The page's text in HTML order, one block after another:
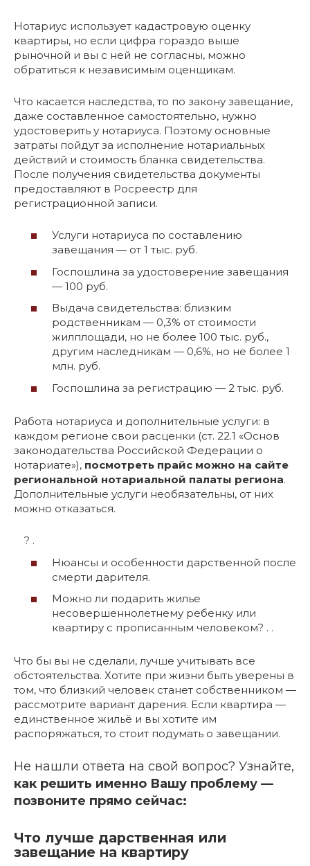
Нотариус использует кадастровую оценку
квартиры, но если цифра гораздо выше
рыночной и вы с ней не согласны, можно
обратиться к независимым оценщикам.
Что касается наследства, то по закону завещание,
даже составленное самостоятельно, нужно
удостоверить у нотариуса. Поэтому основные
затраты пойдут за исполнение нотариальных
действий и стоимость бланка свидетельства.
После получения свидетельства документы
предоставляют в Росреестр для
регистрационной записи.
Услуги нотариуса по составлению
завещания — от 1 тыс. руб.
Госпошлина за удостоверение завещания
— 100 руб.
Выдача свидетельства: близким
родственникам — 0,3% от стоимости
жилплощади, но не более 100 тыс. руб.,
другим наследникам — 0,6%, но не более 1
млн. руб.
Госпошлина за регистрацию — 2 тыс. руб.
Работа нотариуса и дополнительные услуги: в
каждом регионе свои расценки (ст. 22.1 «Основ
законодательства Российской Федерации о
нотариате»), посмотреть прайс можно на сайте
региональной нотариальной палаты региона.
Дополнительные услуги необязательны, от них
можно отказаться.
? .
Нюансы и особенности дарственной после
смерти дарителя.
Можно ли подарить жилье
несовершеннолетнему ребенку или
квартиру с прописанным человеком? . .
Что бы вы не сделали, лучше учитывать все
обстоятельства. Хотите при жизни быть уверены в
том, что близкий человек станет собственником —
рассмотрите вариант дарения. Если квартира —
единственное жильё и вы хотите им
распоряжаться, то стоит подумать о завещании.
Не нашли ответа на свой вопрос? Узнайте,
как решить именно Вашу проблему —
позвоните прямо сейчас:
Что лучше дарственная или
завещание на квартиру